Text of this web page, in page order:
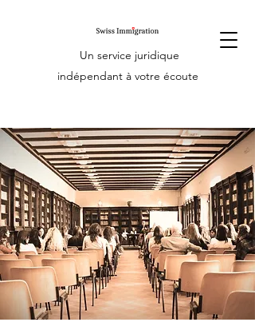
Un service juridique
indépendant à votre écoute